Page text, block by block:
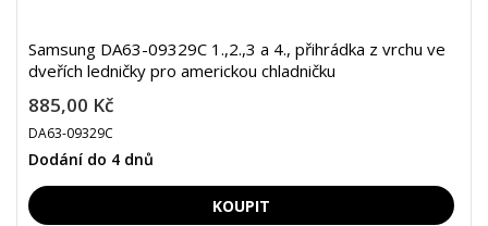
Samsung DA63-09329C 1.,2.,3 a 4., přihrádka z vrchu ve
dveřích ledničky pro americkou chladničku
885,00 Kč
DA63-09329C
Dodání do 4 dnů